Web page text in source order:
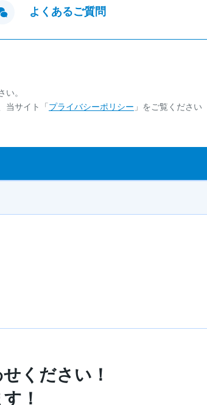
よくあるご質問
。
当サイト「 プライバシーポリシー 」をご覧ください
ください！
！